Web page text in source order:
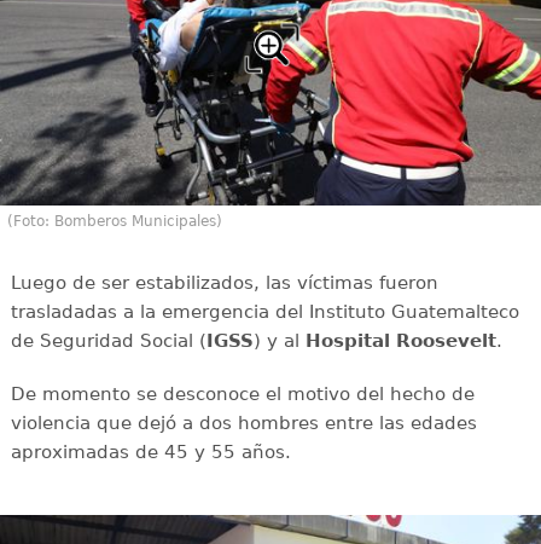
(Foto: Bomberos Municipales)
Luego de ser estabilizados, las víctimas fueron
trasladadas a la emergencia del Instituto Guatemalteco
de Seguridad Social ( IGSS) y al Hospital Roosevelt.
De momento se desconoce el motivo del hecho de
violencia que dejó a dos hombres entre las edades
aproximadas de 45 y 55 años.